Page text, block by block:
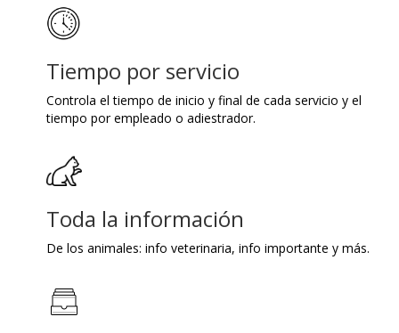
Tiempo por servicio
Controla el tiempo de inicio y final de cada servicio y el
tiempo por empleado o adiestrador.
Toda la información
De los animales: info veterinaria, info importante y más.